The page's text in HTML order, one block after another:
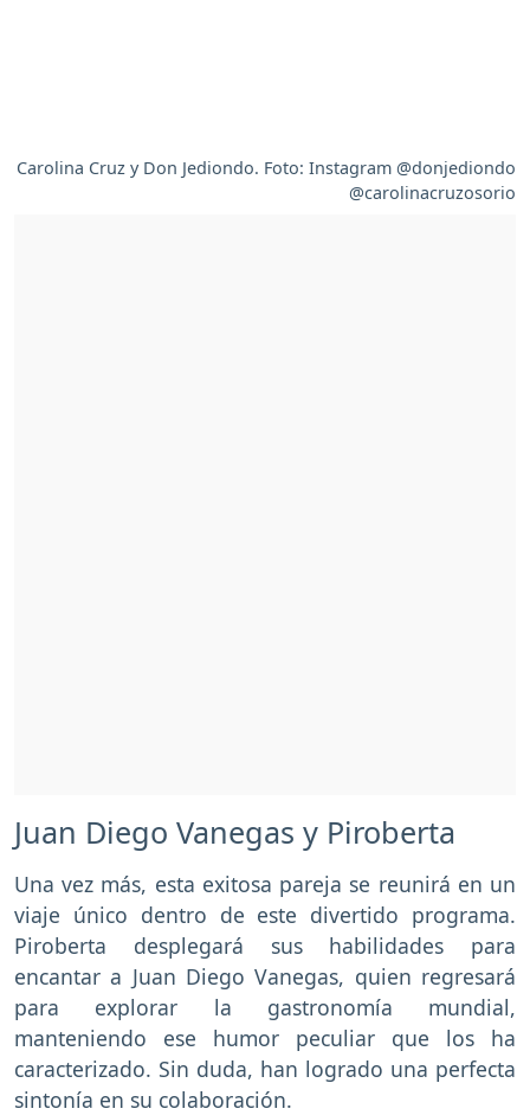
Carolina Cruz y Don Jediondo. Foto: Instagram @donjediondo
@carolinacruzosorio
Juan Diego Vanegas y Piroberta
Una vez más, esta exitosa pareja se reunirá en un
viaje único dentro de este divertido programa.
Piroberta desplegará sus habilidades para
encantar a Juan Diego Vanegas, quien regresará
para explorar la gastronomía mundial,
manteniendo ese humor peculiar que los ha
caracterizado. Sin duda, han logrado una perfecta
sintonía en su colaboración.